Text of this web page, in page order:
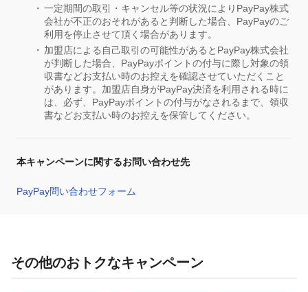
一定期間の取引・キャンセル等の状況によりPayPay株式
会社が不正のおそれがあると判断した場合、PayPayのご
利用を停止させて頂く場合があります。
加盟店による自己取引の可能性があるとPayPay株式会社
が判断した場合、PayPayポイントの付与に際し対象の領
収書などお支払い時のお控えを確認させていただくこと
があります。加盟店自身がPayPay決済を利用される時に
は、必ず、PayPayポイントの付与がなされるまで、領収
書などお支払い時のお控えを保管してください。
本キャンペーンに関するお問い合わせ先
PayPay問い合わせフォーム
その他のおトクなキャンペーン